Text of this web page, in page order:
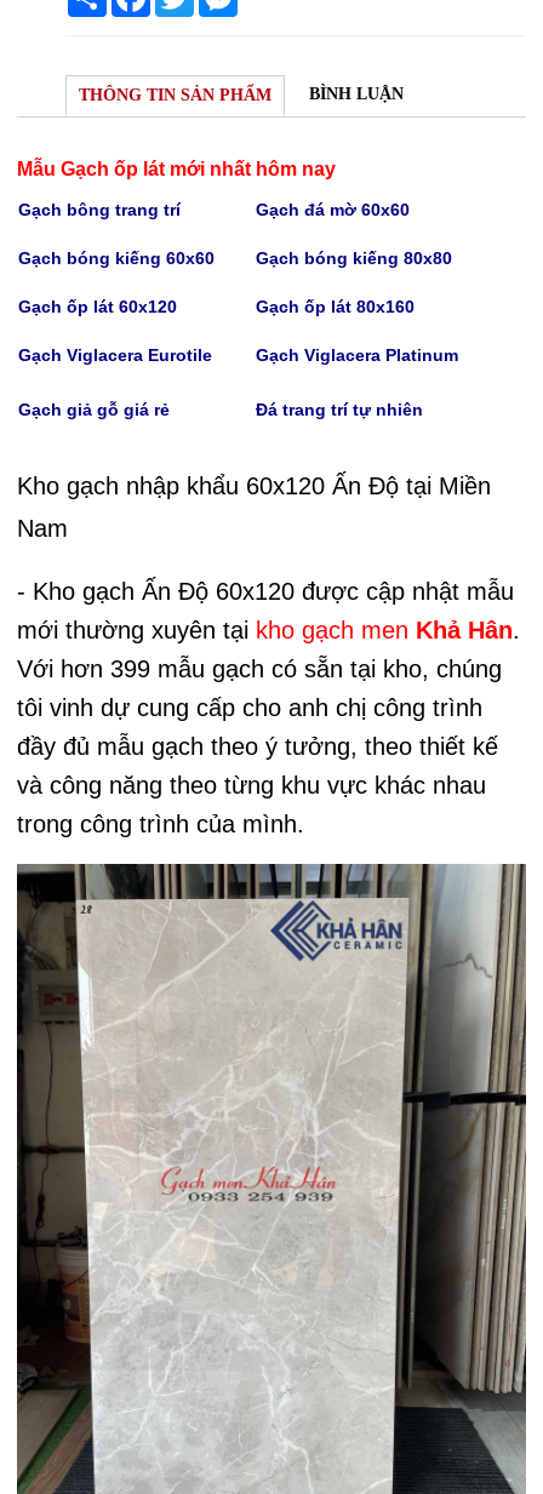
THÔNG TIN SẢN PHẨM BÌNH LUẬN
Mẫu Gạch ốp lát mới nhất hôm nay
Gạch bông trang trí Gạchđá mờ 60x60
Gạch bóng kiếng 60x60 Gạch bóng kiếng80x80
Gạchốp lát 60x120 Gạchốp lát 80x160
Gạch Viglacera Eurotile Gạch Viglacera Platinum
Gạch giả gỗ giá rẻ Đá trang trí tự nhiên
Kho gạch nhập khẩu 60x120 Ấn Độ tại Miền
Nam
- Kho gạch Ấn Độ 60x120 được cập nhật mẫu
mới thường xuyên tại kho gạch men Khả Hân.
Với hơn 399 mẫu gạch có sẵn tại kho, chúng
tôi vinh dự cung cấp cho anh chị công trình
đầy đủ mẫu gạch theo ý tưởng, theo thiết kế
và công năng theo từng khu vực khác nhau
trong công trình của mình.